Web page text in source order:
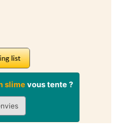
slimevous tente ?